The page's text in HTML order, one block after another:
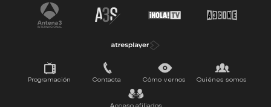
Programación Contacta Cómo vernos Quiénes somos